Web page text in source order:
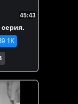
45:43